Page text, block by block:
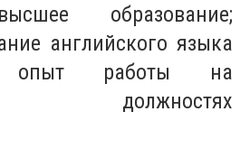
образование;
английского языка
опыт работы на
должностях